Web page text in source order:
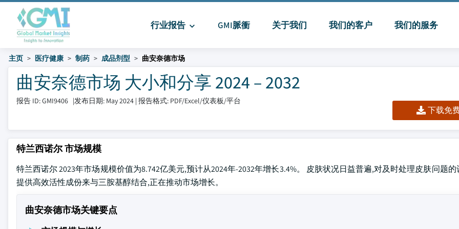
行业报告 GMI脈衝 关于我们 我们的客户 我们的服务
主页 医疗健康 制药 成品剂型 曲安奈德市场
曲安奈德市场 大小和分享 2024 – 2032
报告 ID: GMI9406 |发布日期: May 2024 | 报告格式: PDF/Excel/仪表板/平台
下载免
特兰西诺尔 市场规模
特兰西诺尔 2023年市场规模价值为8.742亿美元,预计从2024年-2032年增长3.4%。 皮肤状况日益普遍,对及时处理皮肤问题
提供高效活性成份来与三胺基醇结合,正在推动市场增长。
曲安奈德市场关键要点